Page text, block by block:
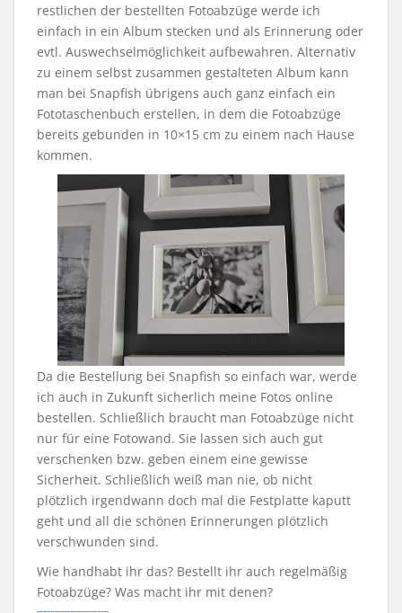
restlichen der bestellten Fotoabzüge werde ich
einfach in ein Album stecken und als Erinnerung oder
evtl. Auswechselmöglichkeit aufbewahren. Alternativ
zu einem selbst zusammen gestalteten Album kann
man bei Snapfish übrigens auch ganz einfach ein
Fototaschenbuch erstellen, in dem die Fotoabzüge
bereits gebunden in 10×15 cm zu einem nach Hause
kommen.
Da die Bestellung bei Snapfish so einfach war, werde
ich auch in Zukunft sicherlich meine Fotos online
bestellen. Schließlich braucht man Fotoabzüge nicht
nur für eine Fotowand. Sie lassen sich auch gut
verschenken bzw. geben einem eine gewisse
Sicherheit. Schließlich weiß man nie, ob nicht
plötzlich irgendwann doch mal die Festplatte kaputt
geht und all die schönen Erinnerungen plötzlich
verschwunden sind.
Wie handhabt ihr das? Bestellt ihr auch regelmäßig
Fotoabzüge? Was macht ihr mit denen?